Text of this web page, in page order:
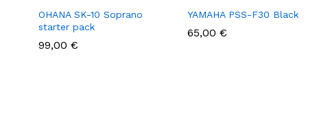
OHANA SK-10 Soprano
starter pack
99,00 €
99,00 €
YAMAHA PSS-F30 Black
65,00 €
65,00 €